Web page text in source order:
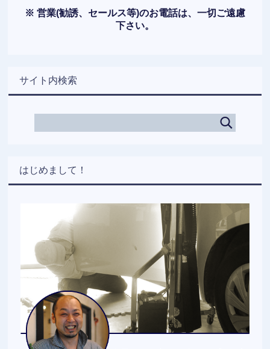
※ 営業(勧誘、セールス等)のお電話は、一切ご遠慮
下さい。
サイト内検索
はじめまして！